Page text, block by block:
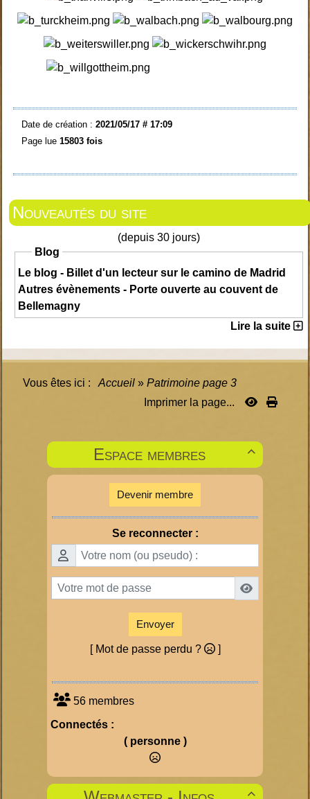
Date de création : 2021/05/17 # 17:09
Page lue 15803 fois
Nouveautés du site
(depuis 30 jours)
Blog
Le blog - Billet d'un lecteur sur le camino de Madrid
Autres évènements - Porte ouverte au couvent de
Bellemagny
Lire la suite
Vous êtes ici : Accueil » Patrimoine page 3
Imprimer la page...

Espace membres
Devenir membre
Se reconnecter :
Envoyer
[ Mot de passe perdu ? ]
56 membres
Connectés :
( personne )
